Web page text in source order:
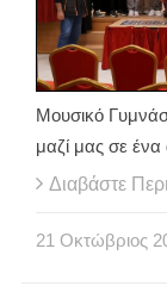
Μουσικό
μαζί μας σε
Διαβάστε
21 Οκτώβριος